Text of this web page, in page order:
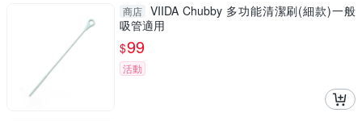
商店 VIIDA Chubby 多功能清潔刷(細款)一般
吸管適用
$99
活動